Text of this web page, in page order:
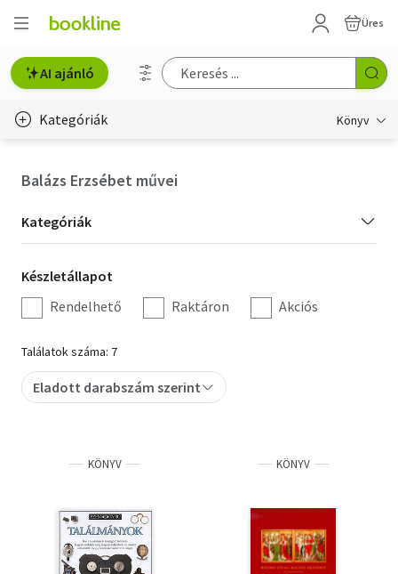
Üres
AI ajánló
Kategóriák Könyv
Hobbi, szabadidő
Irodalom
Művészet
Szakkönyv
Tankönyv, segédkönyv
Társadalomtudomány
Természettudomány
Balázs Erzsébet művei
Kategória
szűrés
Kategóriák
Készletállapot
szűrés
Készletállapot
Rendelhető
Raktáron Akciós
Találatok száma: 7
Eladott darabszám szerint
KÖNYV KÖNYV